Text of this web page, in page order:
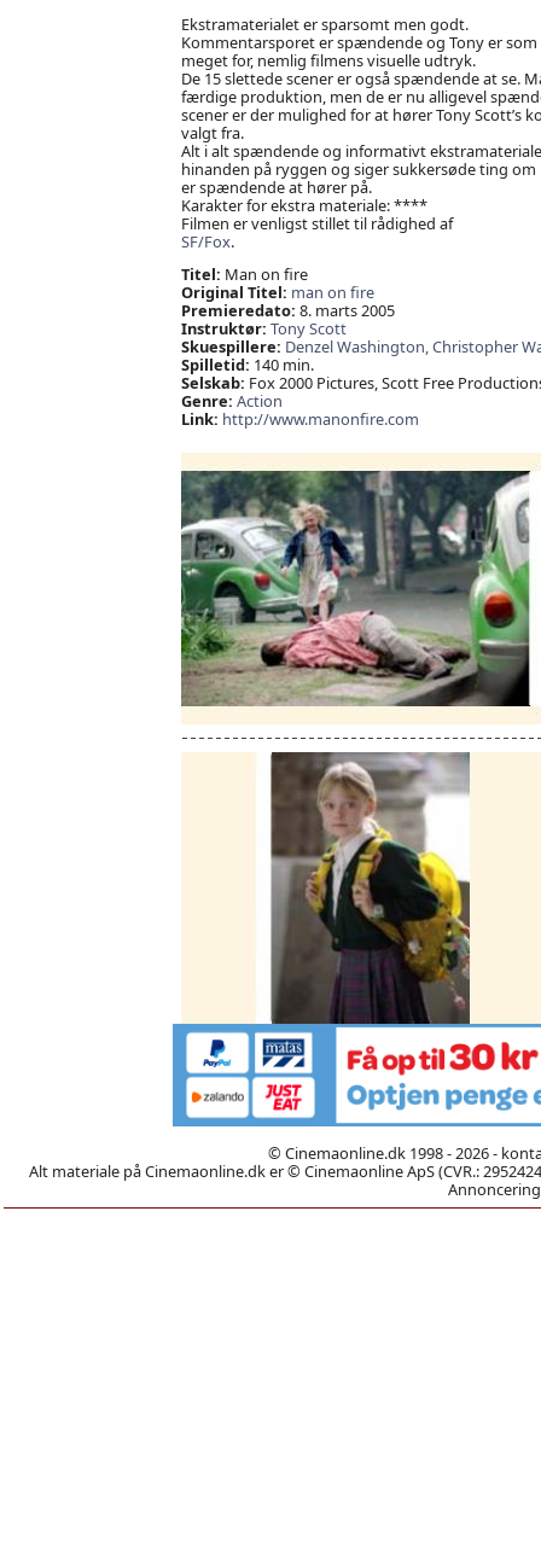
Ekstramaterialet er sparsomt men godt.
Kommentarsporet er spændende og Tony er
meget for, nemlig filmens visuelle udtryk.
De 15 slettede scener er også spændende at se.
færdige produktion, men de er nu alligevel
scener er der mulighed for at hører Tony Scott’s
valgt fra.
Alt i alt spændende og informativt
hinanden på ryggen og siger sukkersøde ting
er spændende at hører på.
Karakter for ekstra materiale: ****
Filmen er venligst stillet til rådighed af
SF/Fox.
Titel: Man on fire
Original Titel: man on fire
Premieredato: 8. marts 2005
Instruktør: Tony Scott
Skuespillere: Denzel Washington,Christopher
Spilletid: 140 min.
Selskab: Fox 2000 Pictures, Scott Free
Genre: Action
Link: http://www.manonfire.com
© Cinemaonline.dk 1998 - 2026 -
Alt materiale på Cinemaonline.dk er © Cinemaonline ApS (CVR.: